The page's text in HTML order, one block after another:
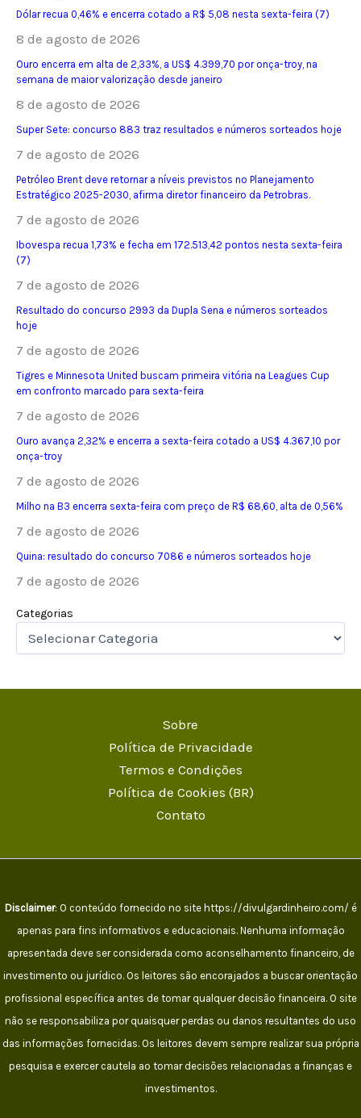
Dólar recua 0,46% e encerra cotado a R$ 5,08 nesta sexta-feira (7)
8 de agosto de 2026
Ouro encerra em alta de 2,33%, a US$ 4.399,70 por onça-troy, na
semana de maior valorização desde janeiro
8 de agosto de 2026
Super Sete: concurso 883 traz resultados e números sorteados hoje
7 de agosto de 2026
Petróleo Brent deve retornar a níveis previstos no Planejamento
Estratégico 2025-2030, afirma diretor financeiro da Petrobras.
7 de agosto de 2026
Ibovespa recua 1,73% e fecha em 172.513,42 pontos nesta sexta-feira
(7)
7 de agosto de 2026
Resultado do concurso 2993 da Dupla Sena e números sorteados
hoje
7 de agosto de 2026
Tigres e Minnesota United buscam primeira vitória na Leagues Cup
em confronto marcado para sexta-feira
7 de agosto de 2026
Ouro avança 2,32% e encerra a sexta-feira cotado a US$ 4.367,10 por
onça-troy
7 de agosto de 2026
Milho na B3 encerra sexta-feira com preço de R$ 68,60, alta de 0,56%
7 de agosto de 2026
Quina: resultado do concurso 7086 e números sorteados hoje
7 de agosto de 2026
Categorias
Sobre
Política de Privacidade
Termos e Condições
Política de Cookies (BR)
Contato
Disclaimer: O conteúdo fornecido no site https://divulgardinheiro.com/ é
apenas para fins informativos e educacionais. Nenhuma informação
apresentada deve ser considerada como aconselhamento financeiro, de
investimento ou jurídico. Os leitores são encorajados a buscar orientação
profissional específica antes de tomar qualquer decisão financeira. O site
não se responsabiliza por quaisquer perdas ou danos resultantes do uso
das informações fornecidas. Os leitores devem sempre realizar sua própria
pesquisa e exercer cautela ao tomar decisões relacionadas a finanças e
investimentos.